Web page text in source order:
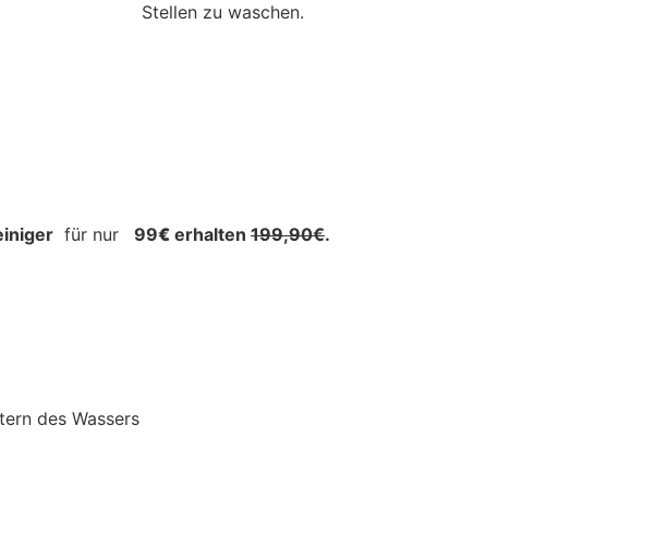
Stellen zu waschen.
für nur 99€ erhalten 199,90€.
des Wassers